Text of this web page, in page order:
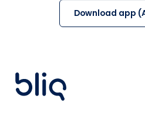
Download app